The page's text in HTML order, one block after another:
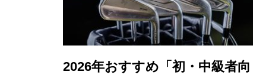
2026年おすすめ「初・中級者向